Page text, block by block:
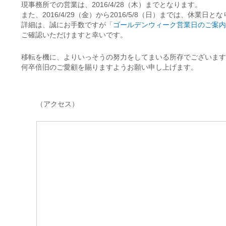
現事務所での営業は、2016/4/28（木）までとなります。
また、2016/4/29（金）から2016/5/8（日）までは、休業日とな
詳細は、誠にお手数ですが「 ゴールデンウィーク営業日のご案内
ご確認いただけますと幸いです。
移転を機に、よりいっそうの努力をしてまいる所存でございます
何卒倍旧のご愛顧を賜りますようお願い申し上げます。
（アクセス）